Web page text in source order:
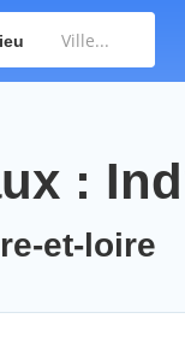
:
et-loire